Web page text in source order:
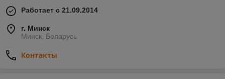
Работает с 21.09.2014
г. Минск
Минск, Беларусь
Контакты